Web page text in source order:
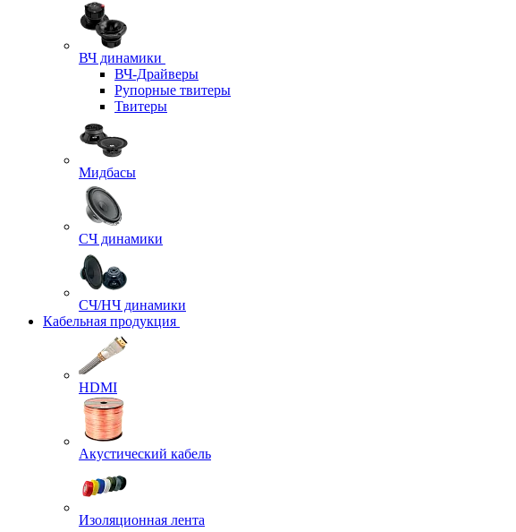
ВЧ динамики
ВЧ-Драйверы
Рупорные твитеры
Твитеры
Мидбасы
СЧ динамики
СЧ/НЧ динамики
Кабельная продукция
HDMI
Акустический кабель
Изоляционная лента